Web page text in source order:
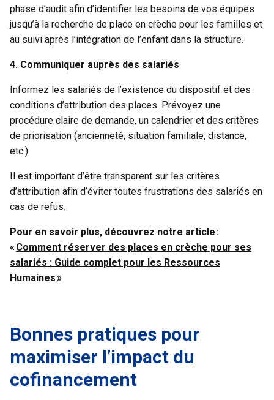
phase d’audit afin d’identifier les besoins de vos équipes
jusqu’à la recherche de place en crèche pour les familles et
au suivi après l’intégration de l’enfant dans la structure.
4. Communiquer auprès des salariés
Informez les salariés de l’existence du dispositif et des
conditions d’attribution des places. Prévoyez une
procédure claire de demande, un calendrier et des critères
de priorisation (ancienneté, situation familiale, distance,
etc.).
Il est important d’être transparent sur les critères
d’attribution afin d’éviter toutes frustrations des salariés en
cas de refus.
Pour en savoir plus, découvrez notre article :
« Comment réserver des places en crèche pour ses
salariés : Guide complet pour les Ressources
Humaines »
Bonnes pratiques pour
maximiser l’impact du
cofinancement